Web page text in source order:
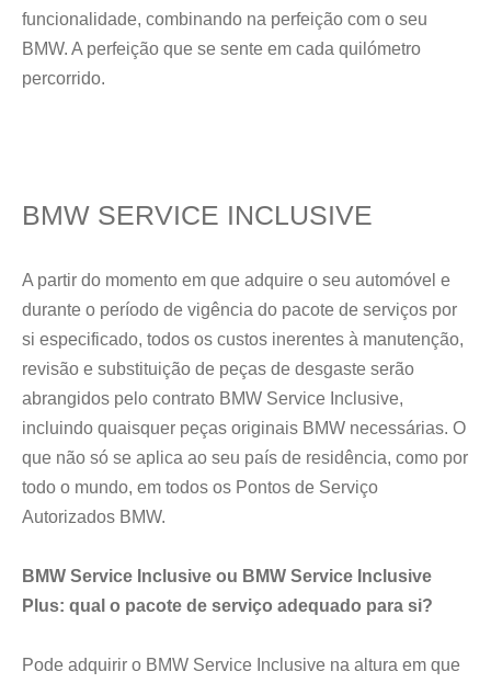
funcionalidade, combinando na perfeição com o seu
BMW. A perfeição que se sente em cada quilómetro
percorrido.
BMW SERVICE INCLUSIVE
A partir do momento em que adquire o seu automóvel e
durante o período de vigência do pacote de serviços por
si especificado, todos os custos inerentes à manutenção,
revisão e substituição de peças de desgaste serão
abrangidos pelo contrato BMW Service Inclusive,
incluindo quaisquer peças originais BMW necessárias. O
que não só se aplica ao seu país de residência, como por
todo o mundo, em todos os Pontos de Serviço
Autorizados BMW.
BMW Service Inclusive ou BMW Service Inclusive
Plus: qual o pacote de serviço adequado para si?
Pode adquirir o BMW Service Inclusive na altura em que